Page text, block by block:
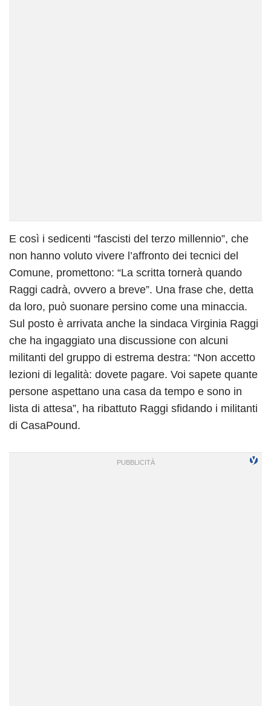
E così i sedicenti “fascisti del terzo millennio”, che
non hanno voluto vivere l’affronto dei tecnici del
Comune, promettono: “La scritta tornerà quando
Raggi cadrà, ovvero a breve”. Una frase che, detta
da loro, può suonare persino come una minaccia.
Sul posto è arrivata anche la sindaca Virginia Raggi
che ha ingaggiato una discussione con alcuni
militanti del gruppo di estrema destra: “Non accetto
lezioni di legalità: dovete pagare. Voi sapete quante
persone aspettano una casa da tempo e sono in
lista di attesa”, ha ribattuto Raggi sfidando i militanti
di CasaPound.